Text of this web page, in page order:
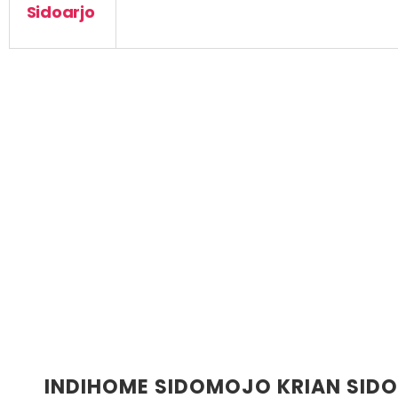
Sidoarjo
INDIHOME SIDOMOJO KRIAN